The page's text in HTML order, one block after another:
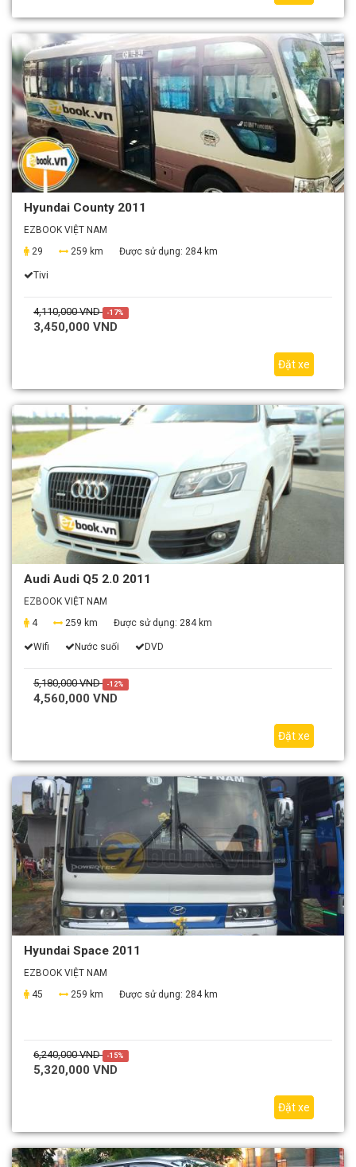
Hyundai County 2011
EZBOOK VIỆT NAM
29
259 km Được sử dụng: 284 km
Tivi
4,110,000 VND -17%
3,450,000 VND
Đặt xe
Audi Audi Q5 2.0 2011
EZBOOK VIỆT NAM
4
259 km Được sử dụng: 284 km
Wifi Nước suối DVD
5,180,000 VND -12%
4,560,000 VND
Đặt xe
Hyundai Space 2011
EZBOOK VIỆT NAM
45
259 km Được sử dụng: 284 km
6,240,000 VND -15%
5,320,000 VND
Đặt xe